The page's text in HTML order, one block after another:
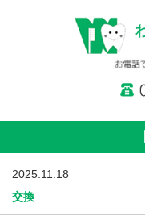
2025.11.18
交換